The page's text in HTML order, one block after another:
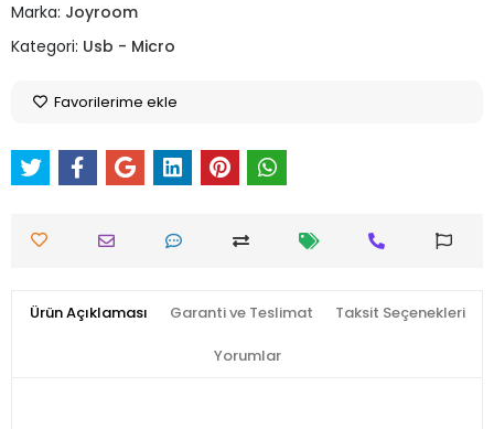
Marka: Joyroom
Kategori: Usb - Micro
Favorilerime ekle
Ürün Açıklaması Garanti ve Teslimat Taksit Seçenekleri
Yorumlar